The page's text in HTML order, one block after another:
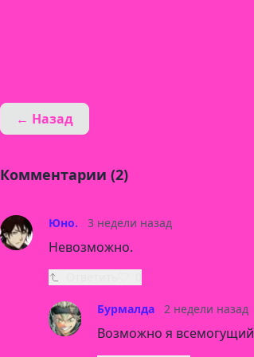
← Назад
Комментарии (2)
Юно. 3 недели назад
Невозможно.
Бурмалда 2 недели назад
Возможно я